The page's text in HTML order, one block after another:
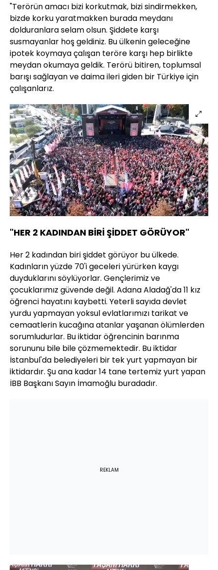
"Terörün amacı bizi korkutmak, bizi sindirmekken,
bizde korku yaratmakken burada meydanı
dolduranlara selam olsun. Şiddete karşı
susmayanlar hoş geldiniz. Bu ülkenin geleceğine
ipotek koymaya çalışan teröre karşı hep birlikte
meydan okumaya geldik. Terörü bitiren, toplumsal
barışı sağlayan ve daima ileri giden bir Türkiye için
çalışanlarız.
"HER 2 KADINDAN BİRİ ŞİDDET GÖRÜYOR"
Her 2 kadından biri şiddet görüyor bu ülkede.
Kadınların yüzde 70'i geceleri yürürken kaygı
duyduklarını söylüyorlar. Gençlerimiz ve
çocuklarımız güvende değil. Adana Aladağ'da 11 kız
öğrenci hayatını kaybetti. Yeterli sayıda devlet
yurdu yapmayan yoksul evlatlarımızı tarikat ve
cemaatlerin kucağına atanlar yaşanan ölümlerden
sorumludurlar. Bu iktidar öğrencinin barınma
sorununu bile bile çözmemektedir. Bu iktidar
İstanbul'da belediyeleri bir tek yurt yapmayan bir
iktidardır. Şu ana kadar 14 tane tertemiz yurt yapan
İBB Başkanı Sayın İmamoğlu buradadır.
REKLAM